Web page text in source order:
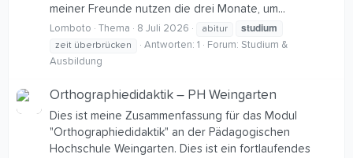
meiner Freunde nutzen die drei Monate, um...
Lomboto Thema 8 Juli 2026 abitur studium
zeit überbrücken Antworten: 1 Forum: Studium &
Ausbildung
Orthographiedidaktik – PH Weingarten
Dies ist meine Zusammenfassung für das Modul
"Orthographiedidaktik" an der Pädagogischen
Hochschule Weingarten. Dies ist ein fortlaufendes